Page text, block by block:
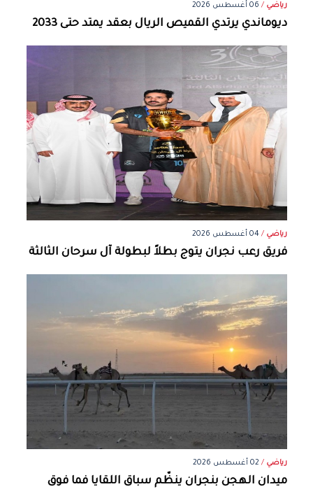
رياضي / 06 أغسطس 2026
ديوماندي يرتدي القميص الريال بعقد يمتد حتى 2033
رياضي /04 أغسطس 2026
فريق رعب نجران يتوج بطلاً لبطولة آل سرحان الثالثة
رياضي / 02 أغسطس 2026
ميدان الهجن بنجران ينظّم سباق اللقايا فما فوق